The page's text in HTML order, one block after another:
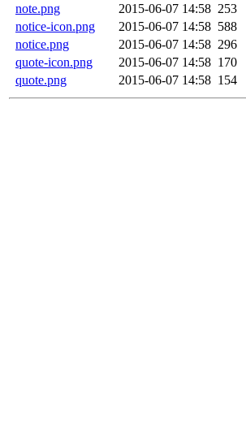
note.png
2015-06-07 14:58 253
notice-icon.png
2015-06-07 14:58 588
notice.png
2015-06-07 14:58 296
quote-icon.png
2015-06-07 14:58 170
quote.png
2015-06-07 14:58 154